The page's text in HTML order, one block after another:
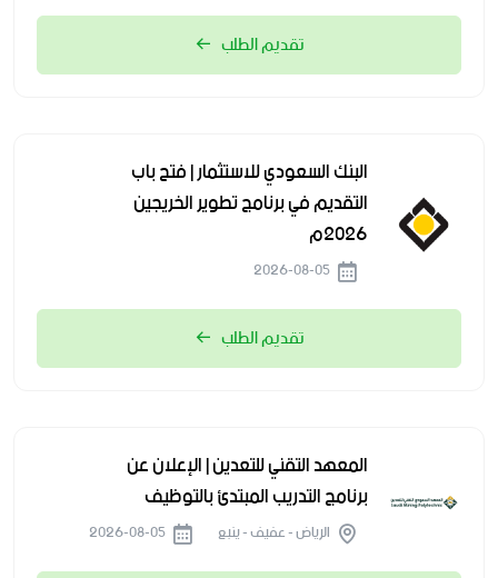
تقديم الطلب
البنك السعودي للاستثمار | فتح باب
التقديم في برنامج تطوير الخريجين
2026م
تقديم الطلب
المعهد التقني للتعدين | الإعلان عن
برنامج التدريب المبتدئ بالتوظيف
الرياض - عفيف - ينبع